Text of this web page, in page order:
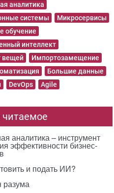
аналитика
системы
Микросервисы
обучение
интеллект
вещей
Импортозамещение
Большие данные
DevOps Agile
аналитика – инструмент
эффективности бизнес-
и подать ИИ?